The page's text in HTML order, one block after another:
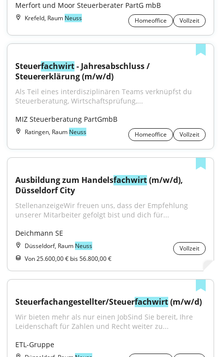
Merfort und Moor Steuerberater PartG mbB
Krefeld, Raum Neuss Homeoffice Vollzeit
Steuerfachwirt - Jahresabschluss /
Steuererklärung (m/w/d)
Als Teil eines interdisziplinären Teams verknüpfst du
Steuerberatung, Wirtschaftsprüfung,...
MIZ Steuerberatung PartGmbB
Ratingen, Raum Neuss Homeoffice Vollzeit
Ausbildung zum Handelsfachwirt (m/w/d),
Düsseldorf City
StellenanzeigeWir freuen uns, dass der Empfehlung
unserer Mitarbeiter gefolgt bist und dich für...
Deichmann SE
Düsseldorf, Raum Neuss
Vollzeit
Von 25.600,00 € bis 56.800,00 €
Steuerfachangestellter/Steuerfachwirt (m/w/d)
Wir bieten mehr als nur einen JobSind Sie bereit, Ihre
Leidenschaft für Zahlen und Recht weiter zu...
ETL-Gruppe